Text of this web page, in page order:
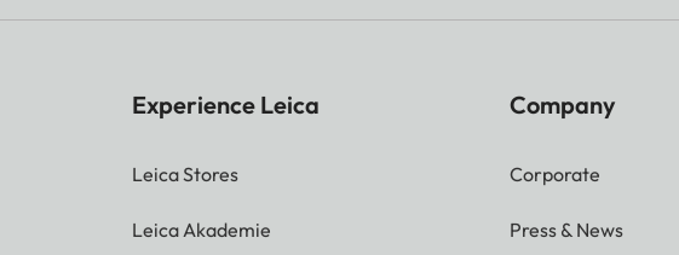
Experience Leica
Leica Stores
Leica Akademie
Company
Corporate
Press & News